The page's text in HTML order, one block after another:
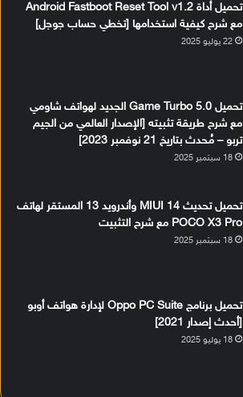
تحميل أداة Android Fastboot Reset Tool v1.2
مع شرح كيفية استخدامها [تخطي حساب جوجل]
22 يوليو 2025
تحميل Game Turbo 5.0 الجديد لهواتف شاومي
مع شرح طريقة تثبيته [الإصدار العالمي من الجيم
تربو – مُحدث بتاريخ 21 نوفمبر 2023]
18 سبتمبر 2025
تحميل تحديث MIUI 14 وأندرويد 13 المستقر لهاتف
POCO X3 Pro مع شرح التثبيت
18 سبتمبر 2025
تحميل برنامج Oppo PC Suite لإدارة هواتف أوبو
[أحدث إصدار 2021]
18 يوليو 2025